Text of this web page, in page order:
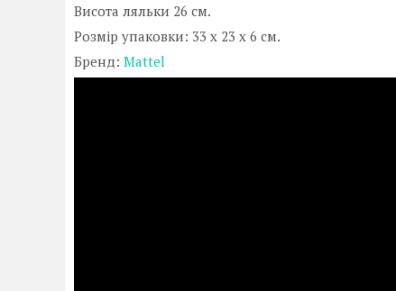
Висота ляльки 26 см.
Розмір упаковки: 33 x 23 x 6 см.
Бренд: Mattel